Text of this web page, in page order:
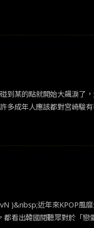
山茶花開時》建立在未
柔的外型，加上細膩的
到某的點就開始大飆淚了
成年人應該都對宮崎駿
多家庭流離失所，而哥
軍艦和逝世的母親，就
喜歡水果糖，於是到商
使出渾身解數，兩人都
也許對威廉來說，身為男
)&nbsp;近年來KPOP風
看出韓國閱聽眾對於「